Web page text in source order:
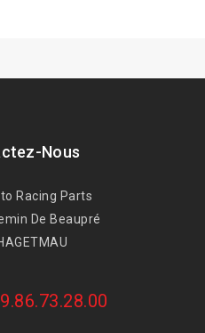
Nous
Racing Parts
De Beaupré